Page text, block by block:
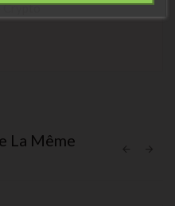
Crypto
La Même